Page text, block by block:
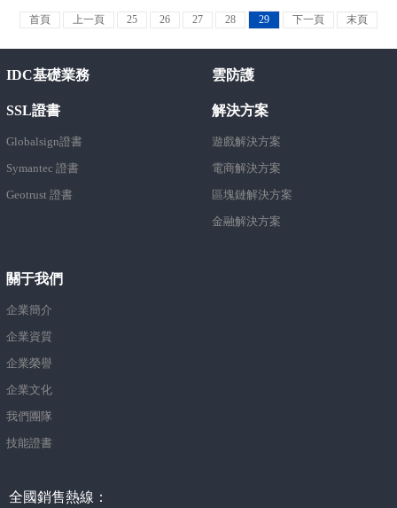
首頁 上一頁 25 26 27 28 29 下一頁 末頁
IDC基礎業務 雲防護
SSL證書
Globalsign證書
Symantec 證書
Geotrust 證書
解決方案
遊戲解決方案
電商解決方案
區塊鏈解決方案
金融解決方案
關于我們
企業簡介
企業資質
企業榮譽
企業文化
我們團隊
技能證書
全國銷售熱線：